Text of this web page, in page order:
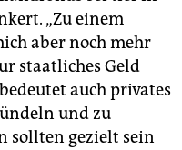
„Zu einem
aber noch mehr
staatliches Geld
auch privates
und zu
sollten gezielt sein